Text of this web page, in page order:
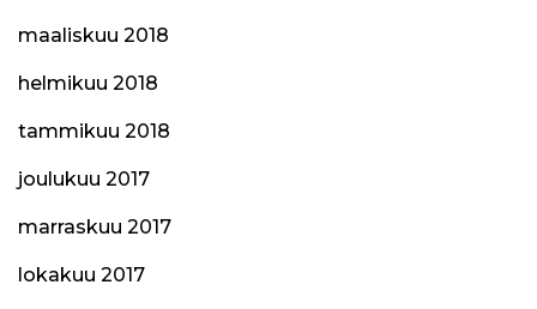
maaliskuu 2018
helmikuu 2018
tammikuu 2018
joulukuu 2017
marraskuu 2017
lokakuu 2017